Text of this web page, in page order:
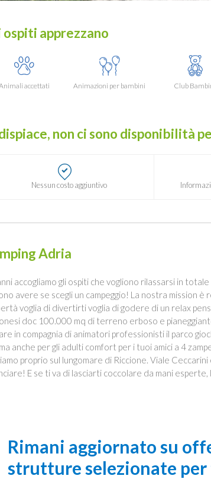
ospiti apprezzano
accettati Animazioni per bambini Club
non ci sono disponibilità
Nessun costo aggiuntivo
Adria
accogliamo gli ospiti che vogliono rilassarsi in
avere se scegli un campeggio! La nostra mission
voglia di divertirti voglia di godere di un relax
doc 100.000 mq di terreno erboso e
in compagnia di animatori professionisti il parco
anche per gli adulti comfort per i tuoi amici a 4
proprio sul lungomare di Riccione. Viale
E se ti va di lasciarti coccolare da mani
Rimani aggiornato su
strutture selezionate per